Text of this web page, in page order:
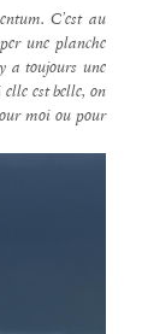
C’est au
une planche
a toujours une
est belle, on
moi ou pour